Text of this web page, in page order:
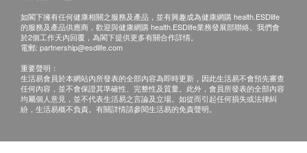
包裝尺寸 (闊x高x深) (毫米)：19x37.4x56.7
包裝重量 (公斤)：0.28
顏色：黑色
如閣下擁有任何健康相關之服務及產品，並有興趣成為健康網購 health.ESDlife
的服務及產品供應商，歡迎與健康網購 health.ESDlife業務發展部聯絡。我們會
於2個工作天內回覆，為閣下提供更多有關合作詳情。
電郵: partnership@esdlife.com
重要聲明：
生活易會員於本網站內所發表的全部內容為即時更新，因此生活易不會預先審查
任何內容，並不會保證其準確性、完整性及質量。此外，會員所發表的全部內容
均屬個人意見，並不代表生活易之言論及立場。如從而引起任何損失或法律糾
紛，生活易概不負責。有關詳情請參閱生活易的免責聲明。